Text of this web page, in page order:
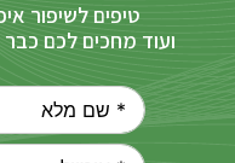
טיפים לשיפור
ועוד מחכים לכם